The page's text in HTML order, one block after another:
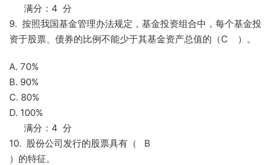
满分：4 分
9. 按照我国基金管理办法规定，基金投资组合中，每个基金投
资于股票、债券的比例不能少于其基金资产总值的（C ）。
A. 70%
B. 90%
C. 80%
D. 100%
满分：4 分
10. 股份公司发行的股票具有（ B
）的特征。